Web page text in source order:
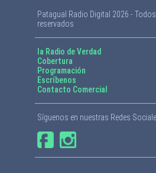
Patagual Radio Digital 2026 -
reservados
la Radio de Verdad
Cobertura
Programación
Escríbenos
Contacto Comercial
Síguenos en nuestras Redes